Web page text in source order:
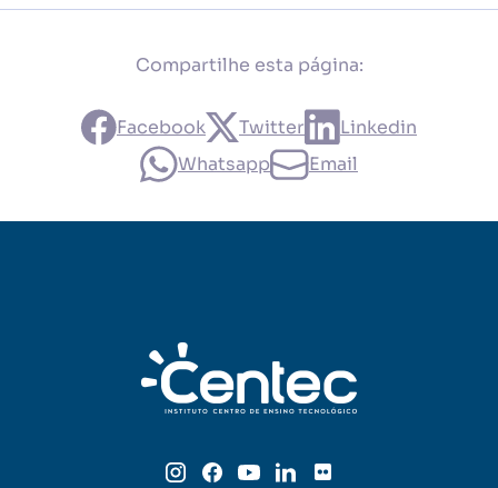
Compartilhe esta página:
Facebook Twitter
Linkedin
Whatsapp
Email